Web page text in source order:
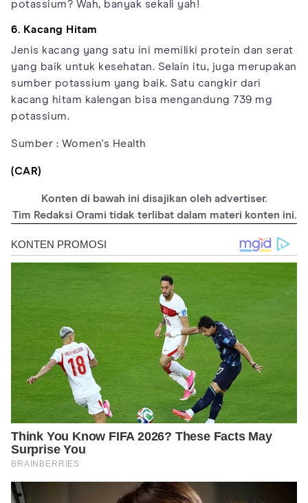
potassium? Wah, banyak sekali yah!
6. Kacang Hitam
Jenis kacang yang satu ini memiliki protein dan serat
yang baik untuk kesehatan. Selain itu, juga merupakan
sumber potassium yang baik. Satu cangkir dari
kacang hitam kalengan bisa mengandung 739 mg
potassium.
Sumber : Women's Health
(CAR)
Konten di bawah ini disajikan oleh advertiser.
Tim Redaksi Orami tidak terlibat dalam materi konten ini.